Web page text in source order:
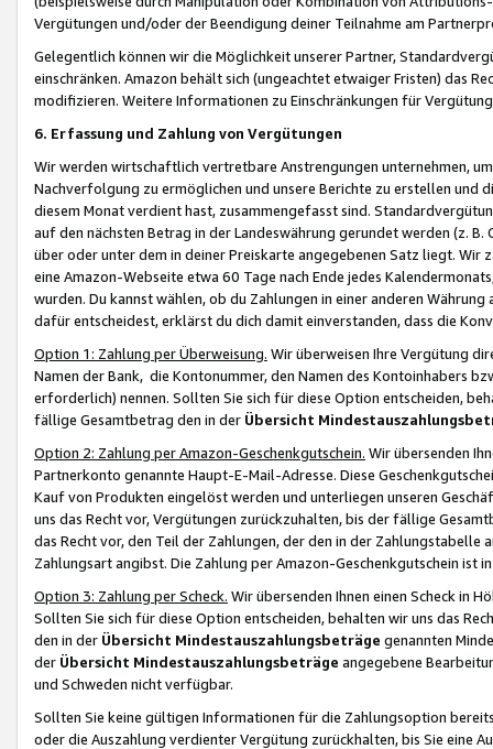
Vergütungen und/oder der Beendigung deiner Teilnahme am
Gelegentlich können wir die Möglichkeit unserer Partner,
einschränken. Amazon behält sich (ungeachtet etwaiger Fristen) das
modifizieren. Weitere Informationen zu Einschränkungen für
6. Erfassung und Zahlung von Vergütungen
Wir werden wirtschaftlich vertretbare Anstrengungen unternehmen,
Nachverfolgung zu ermöglichen und unsere Berichte zu erstellen und
diesem Monat verdient hast, zusammengefasst sind.
auf den nächsten Betrag in der Landeswährung gerundet werden (z.
über oder unter dem in deiner Preiskarte angegebenen Satz liegt.
eine Amazon-Webseite etwa 60 Tage nach Ende jedes
wurden. Du kannst wählen, ob du Zahlungen in einer anderen
dafür entscheidest, erklärst du dich damit einverstanden, dass die
Option 1: Zahlung per Überweisung. Wir überweisen Ihre Vergütung
Namen der Bank, die Kontonummer, den Namen des Kontoinhabers
erforderlich) nennen. Sollten Sie sich für diese Option entscheiden,
fällige Gesamtbetrag den in der Übersicht
Option 2: Zahlung per Amazon-Geschenkgutschein. Wir übersenden
Partnerkonto genannte Haupt-E-Mail-Adresse. Diese
Kauf von Produkten eingelöst werden und unterliegen unseren
uns das Recht vor, Vergütungen zurückzuhalten, bis der fällige
das Recht vor, den Teil der Zahlungen, der den in der
Zahlungsart angibst. Die Zahlung per Amazon-Geschenkgutschein ist
Option 3: Zahlung per Scheck. Wir übersenden Ihnen einen Scheck in
Sollten Sie sich für diese Option entscheiden, behalten wir uns das
den in der Übersicht Mindestauszahlungsbeträge genannten
der Übersicht Mindestauszahlungsbeträge angegebene
und Schweden nicht verfügbar.
Sollten Sie keine gültigen Informationen für die Zahlungsoption
oder die Auszahlung verdienter Vergütung zurückhalten, bis Sie